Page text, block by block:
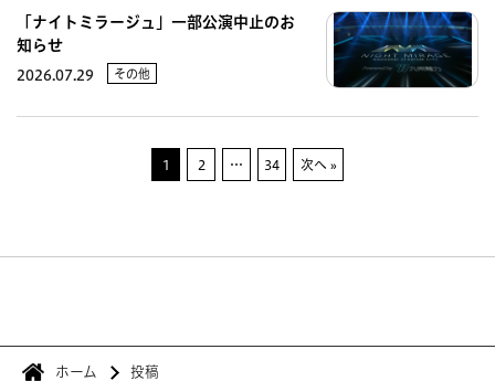
「ナイトミラージュ」一部公演中止のお
知らせ
2026.07.29 その他
1 2 … 34 次へ »
ホーム 投稿